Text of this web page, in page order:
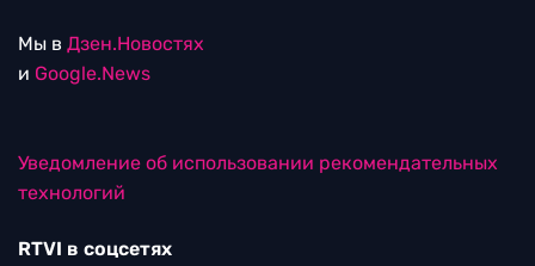
Мы в Дзен.Новостях
и Google.News
Уведомление об использовании рекомендательных
технологий
RTVI в соцсетях